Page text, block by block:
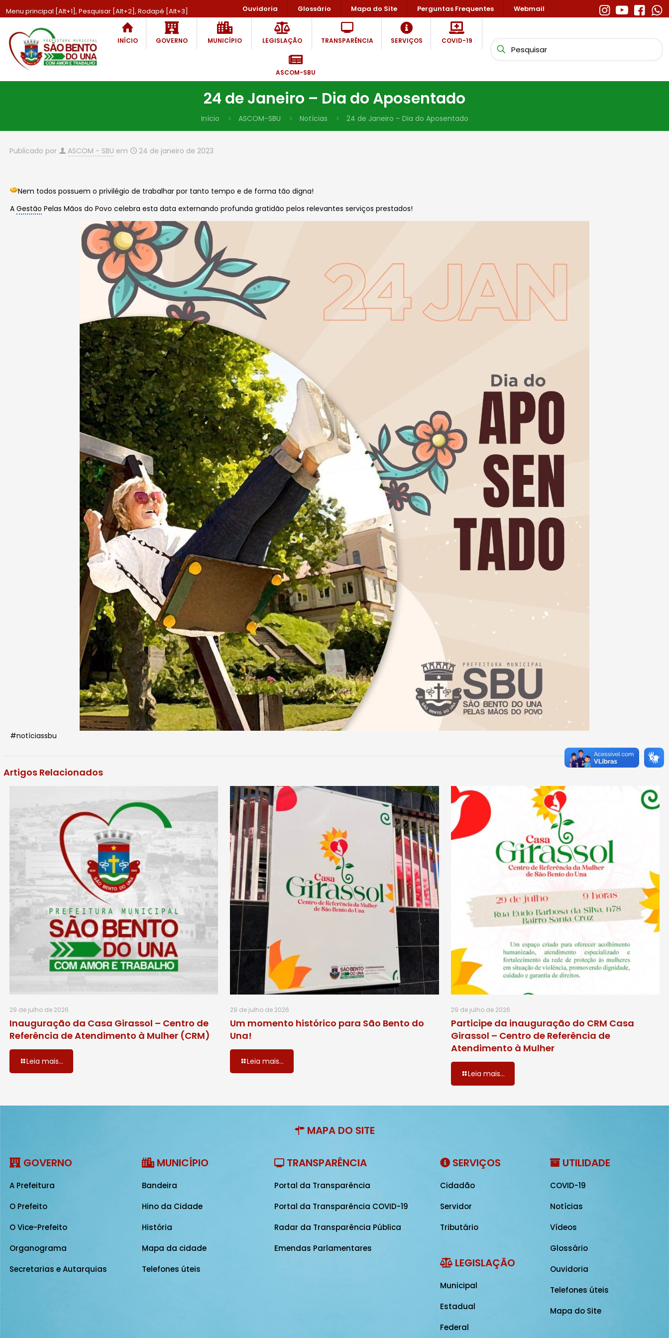
Menu principal [Alt+1], Pesquisar [Alt+2], Rodapé [Alt+3] Ouvidoria Glossário Mapa do Site Perguntas Frequentes Webmail
INÍCIO GOVERNO MUNICÍPIO LEGISLAÇÃO TRANSPARÊNCIA SERVIÇOS COVID-19
ASCOM-SBU
24 de Janeiro – Dia do Aposentado
Início ASCOM-SBU Notícias 24 de Janeiro – Dia do Aposentado
Publicado por ASCOM - SBU em 24 de janeiro de 2023
Nem todos possuem o privilégio de trabalhar por tanto tempo e de forma tão digna!
AGestão Pelas Mãos do Povo celebra esta data externando profunda gratidão pelos relevantes serviços prestados!
#notíciassbu
Artigos Relacionados
29 de julho de 2026
Inauguração da Casa Girassol – Centro de
Referência de Atendimento à Mulher (CRM)
Leia mais...
29 de julho de 2026
Um momento histórico para São Bento do
Una!
Leia mais...
29 de julho de 2026
Participe da inauguração do CRM Casa
Girassol – Centro de Referência de
Atendimento à Mulher
Leia mais...
MAPA DO SITE
GOVERNO
A Prefeitura
O Prefeito
O Vice-Prefeito
Organograma
Secretarias e Autarquias
MUNICÍPIO
Bandeira
Hino da Cidade
História
Mapa da cidade
Telefones úteis
TRANSPARÊNCIA
Portal da Transparência
Portal da Transparência COVID-19
Radar da Transparência Pública
Emendas Parlamentares
SERVIÇOS
Cidadão
Servidor
Tributário
LEGISLAÇÃO
Municipal
Estadual
Federal
UTILIDADE
COVID-19
Notícias
Vídeos
Glossário
Ouvidoria
Telefones úteis
Mapa do Site